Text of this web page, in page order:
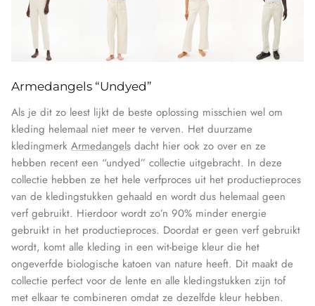
Armedangels “Undyed”
Als je dit zo leest lijkt de beste oplossing misschien wel om
kleding helemaal niet meer te verven. Het duurzame
kledingmerk Armedangels dacht hier ook zo over en ze
hebben recent een “undyed” collectie uitgebracht. In deze
collectie hebben ze het hele verfproces uit het productieproces
van de kledingstukken gehaald en wordt dus helemaal geen
verf gebruikt. Hierdoor wordt zo’n 90% minder energie
gebruikt in het productieproces. Doordat er geen verf gebruikt
wordt, komt alle kleding in een wit-beige kleur die het
ongeverfde biologische katoen van nature heeft. Dit maakt de
collectie perfect voor de lente en alle kledingstukken zijn tof
met elkaar te combineren omdat ze dezelfde kleur hebben.